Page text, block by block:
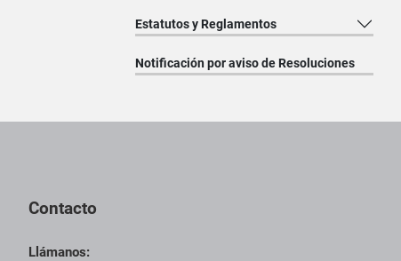
Estatutos y Reglamentos
Notificación por aviso de Resoluciones
Contacto
Llámanos: